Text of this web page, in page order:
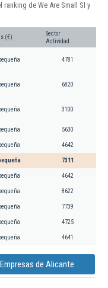
de We Are Small Sl y
(€)
Sector
Actividad
4781
6820
3100
5630
4642
7311
4642
8622
7739
4725
4641
de Alicante